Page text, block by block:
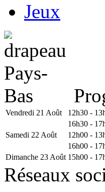
Jeux
Vendredi 21 Août 12h30 -
16h30 -
Samedi 22 Août
12h00 -
16h00 -
Dimanche 23 Août 15h00 -
Réseaux